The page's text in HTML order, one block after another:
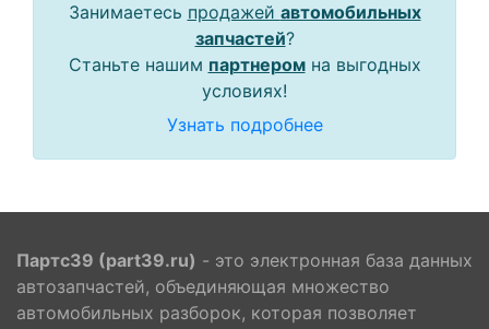
Занимаетесь продажей автомобильных
запчастей?
Станьте нашим партнеромна выгодных
условиях!
Узнать подробнее
Партс39 (part39.ru) - это электронная база данных
автозапчастей, объединяющая множество
автомобильных разборок, которая позволяет